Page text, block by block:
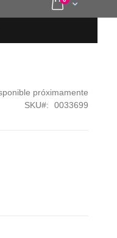
Cart
próximamente
SKU
0033699